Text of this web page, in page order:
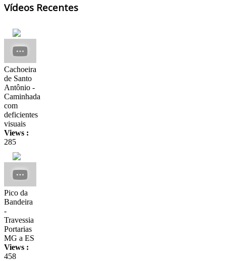
Vídeos Recentes
Cachoeira
de Santo
Antônio -
Caminhada
com
deficientes
visuais
Views :
285
Pico da
Bandeira
-
Travessia
Portarias
MG a ES
Views :
458